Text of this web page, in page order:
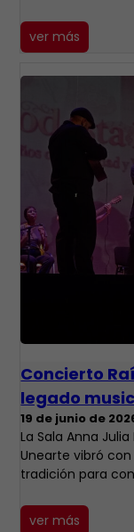
ver más
​Concierto
legado
19 de junio de
La Sala Anna
Unearte vibró
tradición para
ver más